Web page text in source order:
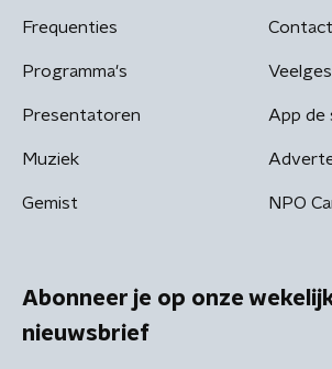
Frequenties
Programma's
Presentatoren
Muziek
Gemist
Contact
App de
NPO
Abonneer je op onze
nieuwsbrief